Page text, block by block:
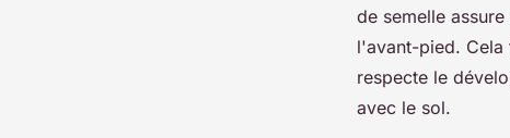
de semelle
l'avant-pied. Cela
respecte le
avec le sol.